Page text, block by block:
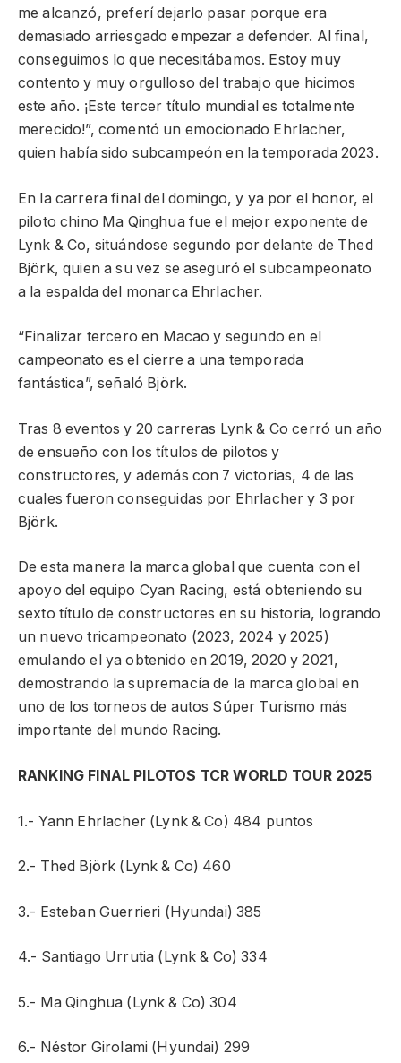
me alcanzó, preferí dejarlo pasar porque era
demasiado arriesgado empezar a defender. Al final,
conseguimos lo que necesitábamos. Estoy muy
contento y muy orgulloso del trabajo que hicimos
este año. ¡Este tercer título mundial es totalmente
merecido!”, comentó un emocionado Ehrlacher,
quien había sido subcampeón en la temporada 2023.
En la carrera final del domingo, y ya por el honor, el
piloto chino Ma Qinghua fue el mejor exponente de
Lynk & Co, situándose segundo por delante de Thed
Björk, quien a su vez se aseguró el subcampeonato
a la espalda del monarca Ehrlacher.
“Finalizar tercero en Macao y segundo en el
campeonato es el cierre a una temporada
fantástica”, señaló Björk.
Tras 8 eventos y 20 carreras Lynk & Co cerró un año
de ensueño con los títulos de pilotos y
constructores, y además con 7 victorias, 4 de las
cuales fueron conseguidas por Ehrlacher y 3 por
Björk.
De esta manera la marca global que cuenta con el
apoyo del equipo Cyan Racing, está obteniendo su
sexto título de constructores en su historia, logrando
un nuevo tricampeonato (2023, 2024 y 2025)
emulando el ya obtenido en 2019, 2020 y 2021,
demostrando la supremacía de la marca global en
uno de los torneos de autos Súper Turismo más
importante del mundo Racing.
RANKING FINAL PILOTOS TCR WORLD TOUR 2025
1.- Yann Ehrlacher (Lynk & Co) 484 puntos
2.- Thed Björk (Lynk & Co) 460
3.- Esteban Guerrieri (Hyundai) 385
4.- Santiago Urrutia (Lynk & Co) 334
5.- Ma Qinghua (Lynk & Co) 304
6.- Néstor Girolami (Hyundai) 299